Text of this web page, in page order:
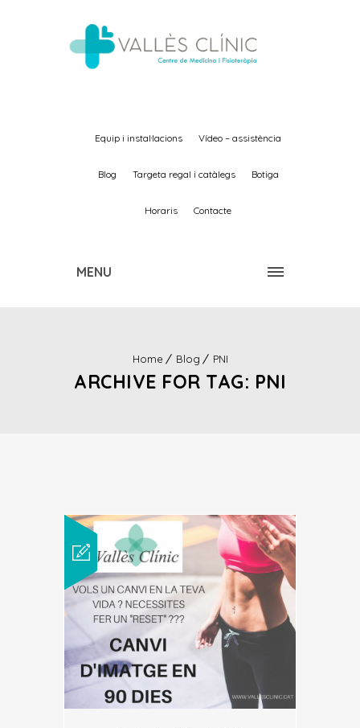
equip i instal·lacions vídeo – assistència
blog targeta regal i catàlegs botiga
horaris contacte
MENU
Home Blog PNI
ARCHIVE FOR TAG: PNI